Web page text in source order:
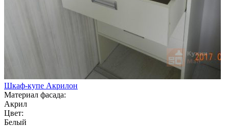
Шкаф-купе Акрилон
Материал фасада:
Акрил
Цвет:
Белый